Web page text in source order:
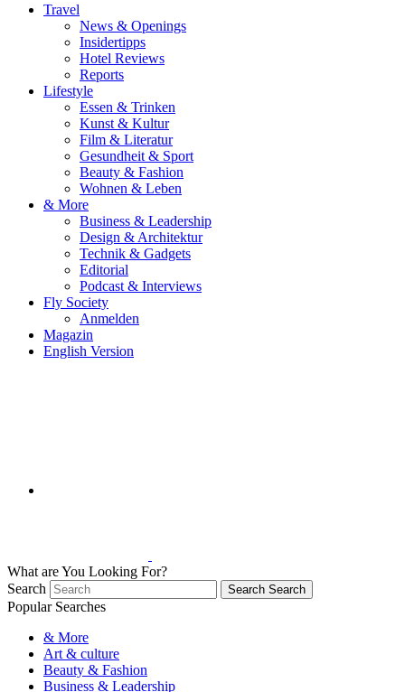
Travel
News & Openings
Insidertipps
Hotel Reviews
Reports
Lifestyle
Essen & Trinken
Kunst & Kultur
Film & Literatur
Gesundheit & Sport
Beauty & Fashion
Wohnen & Leben
& More
Business & Leadership
Design & Architektur
Technik & Gadgets
Editorial
Podcast & Interviews
Fly Society
Anmelden
Magazin
English Version
What are You Looking For?
Search
Search Search
Popular Searches
& More
Art & culture
Beauty & Fashion
Business & Leadership